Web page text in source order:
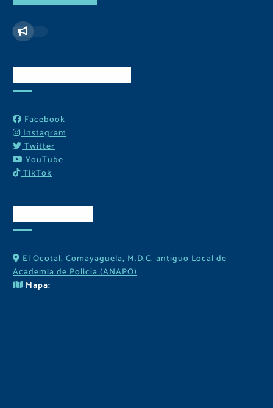
Facebook
Instagram
Twitter
YouTube
TikTok
El Ocotal, Comayaguela, M.D.C. antiguo Local de
Academia de Policía (ANAPO)
Mapa: